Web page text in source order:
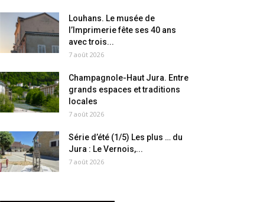
Louhans. Le musée de
l’Imprimerie fête ses 40 ans
avec trois...
7 août 2026
Champagnole-Haut Jura. Entre
grands espaces et traditions
locales
7 août 2026
Série d’été (1/5) Les plus … du
Jura : Le Vernois,...
7 août 2026